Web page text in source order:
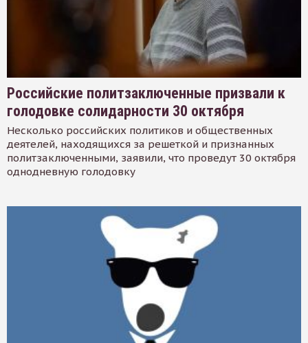
Российские политзаключенные призвали к
голодовке солидарности 30 октября
Несколько российских политиков и общественных
деятелей, находящихся за решеткой и признанных
политзаключенными, заявили, что проведут 30 октября
однодневную голодовку